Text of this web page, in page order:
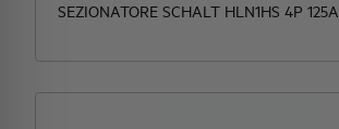
SEZIONATORE SCHALT HLN1HS 4P 125A